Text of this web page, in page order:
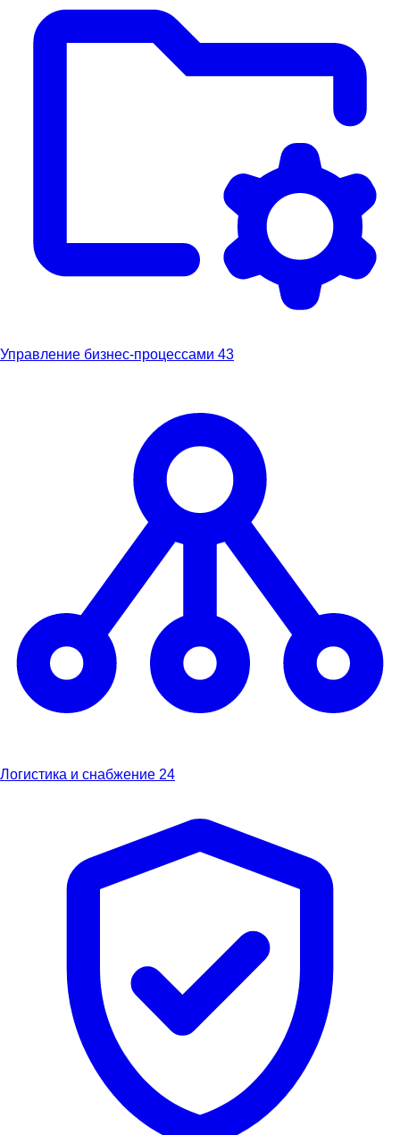
Управление бизнес-процессами 43
Логистика и снабжение 24